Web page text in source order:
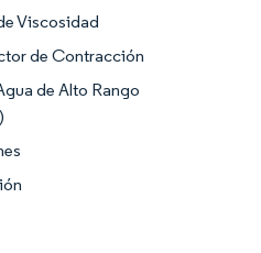
Viscosidad
de Contracción
de Alto Rango